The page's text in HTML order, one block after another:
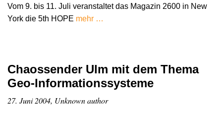
Vom 9. bis 11. Juli veranstaltet das Magazin 2600 in New
York die 5th HOPE mehr …
Chaossender Ulm mit dem Thema
Geo-Informationssysteme
27. Juni 2004, Unknown author